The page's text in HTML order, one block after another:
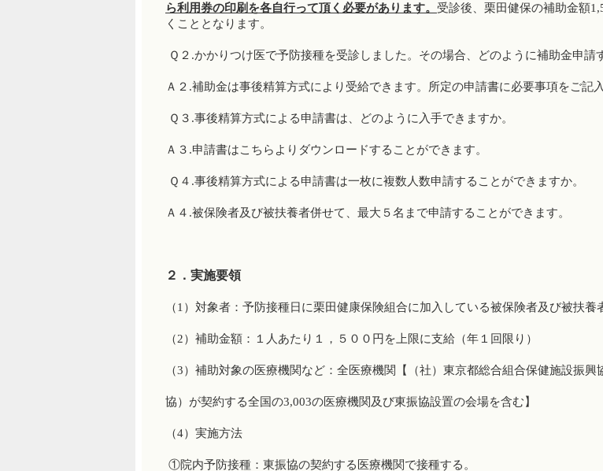
ら利用券の印刷を各自行って頂く必要があります。 受診後、栗田健保の補助金額
くこととなります。
Ｑ２.かかりつけ医で予防接種を受診しました。その場合、どのように補助金申請
Ａ２.補助金は事後精算方式により受給できます。所定の申請書に必要事項をご記
Ｑ３.事後精算方式による申請書は、どのように入手できますか。
Ａ３.申請書はこちらよりダウンロードすることができます。
Ｑ４.事後精算方式による申請書は一枚に複数人数申請することができますか。
Ａ４.被保険者及び被扶養者併せて、最大５名まで申請することができます。
２．実施要領
（1）対象者：予防接種日に栗田健康保険組合に加入している被保険者及び被扶養
（2）補助金額：１人あたり１，５００円を上限に支給（年１回限り）
（3）補助対象の医療機関など：全医療機関【（社）東京都総合組合保健施設振興
協）が契約する全国の3,003の医療機関及び東振協設置の会場を含む】
（4）実施方法
①院内予防接種：東振協の契約する医療機関で接種する。